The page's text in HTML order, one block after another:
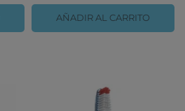
AÑADIR AL CARRITO